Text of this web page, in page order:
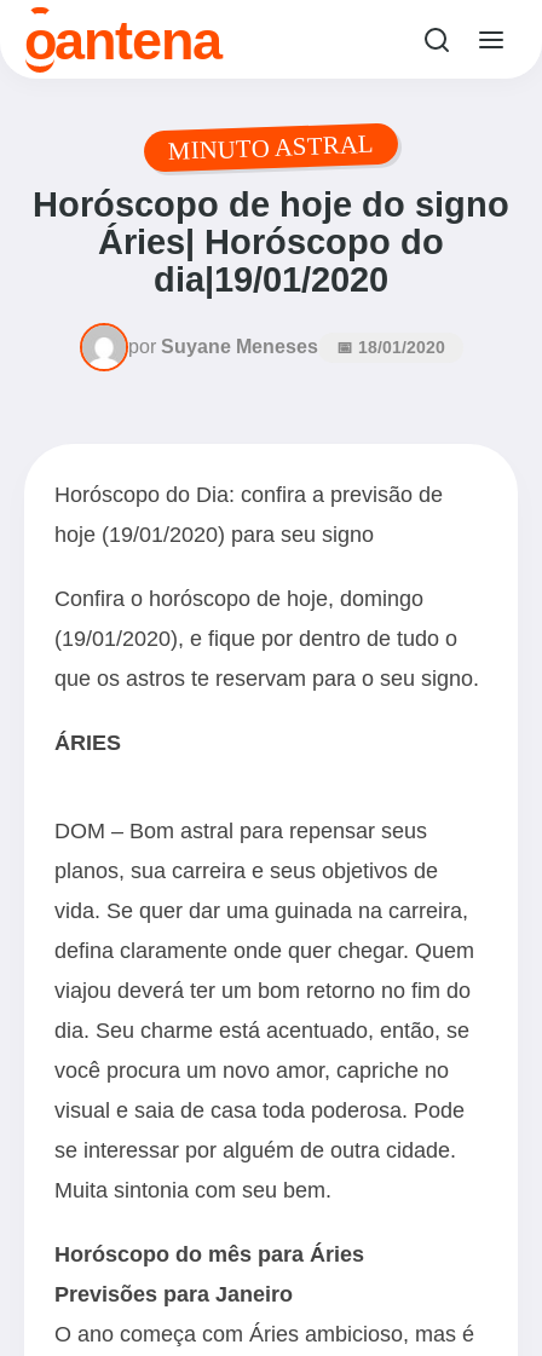
oantena
MINUTO ASTRAL
Horóscopo de hoje do signo
Áries| Horóscopo do
dia|19/01/2020
por Suyane Meneses 📅 18/01/2020
Horóscopo do Dia: confira a previsão de
hoje (19/01/2020) para seu signo
Confira o horóscopo de hoje, domingo
(19/01/2020), e fique por dentro de tudo o
que os astros te reservam para o seu signo.
ÁRIES
DOM – Bom astral para repensar seus
planos, sua carreira e seus objetivos de
vida. Se quer dar uma guinada na carreira,
defina claramente onde quer chegar. Quem
viajou deverá ter um bom retorno no fim do
dia. Seu charme está acentuado, então, se
você procura um novo amor, capriche no
visual e saia de casa toda poderosa. Pode
se interessar por alguém de outra cidade.
Muita sintonia com seu bem.
Horóscopo do mês para Áries
Previsões para Janeiro
O ano começa com Áries ambicioso, mas é